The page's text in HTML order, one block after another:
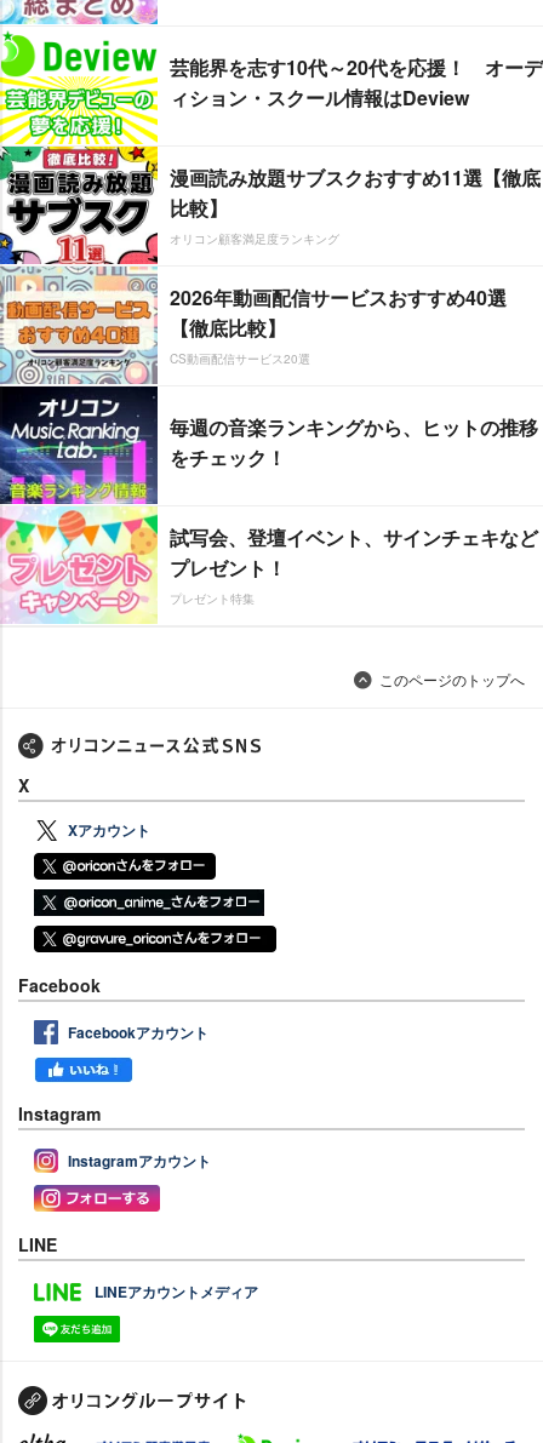
芸能界を志す10代～20代を応援！ オーデ
ィション・スクール情報はDeview
漫画読み放題サブスクおすすめ11選【徹底
比較】
オリコン顧客満足度ランキング
2026年動画配信サービスおすすめ40選
【徹底比較】
CS動画配信サービス20選
毎週の音楽ランキングから、ヒットの推移
をチェック！
試写会、登壇イベント、サインチェキなど
プレゼント！
プレゼント特集
このページのトップへ
X
Xアカウント
Facebook
Facebookアカウント
Instagram
Instagramアカウント
LINE
LINEアカウントメディア